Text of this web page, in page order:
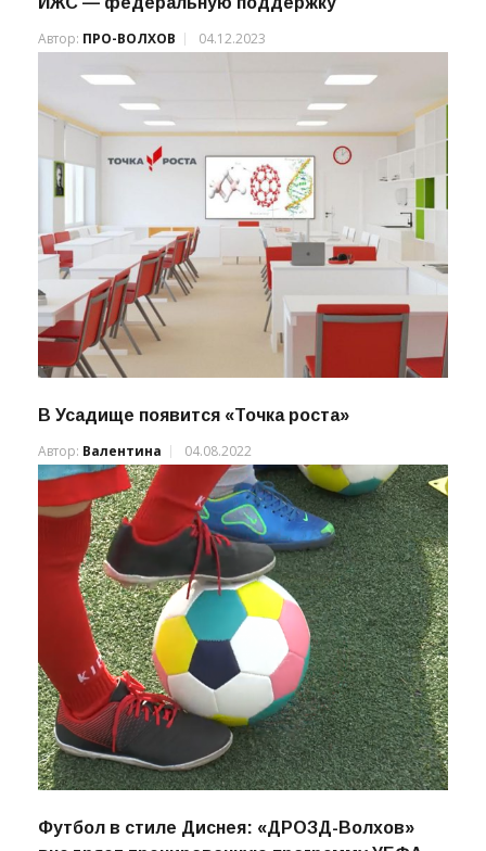
ИЖС — федеральную поддержку
ПРО-ВОЛХОВ
В Усадище появится «Точка роста»
Автор:Валентина 04.08.2022